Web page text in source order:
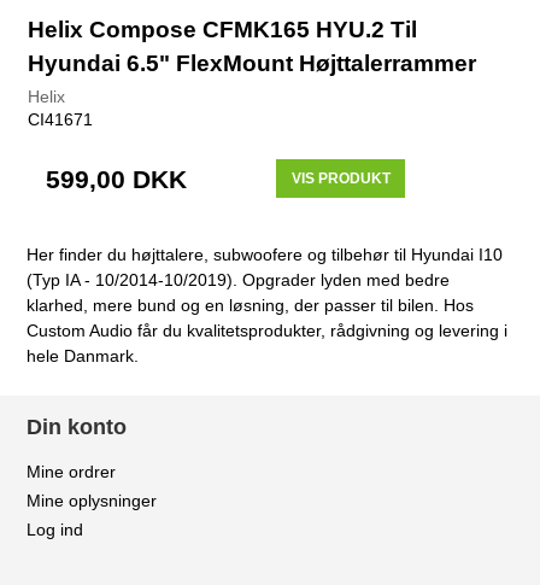
Helix Compose CFMK165 HYU.2 Til
Hyundai 6.5" FlexMount Højttalerrammer
Helix
CI41671
599,00 DKK VIS PRODUKT
Her finder du højttalere, subwoofere og tilbehør til Hyundai I10
(Typ IA - 10/2014-10/2019). Opgrader lyden med bedre
klarhed, mere bund og en løsning, der passer til bilen. Hos
Custom Audio får du kvalitetsprodukter, rådgivning og levering i
hele Danmark.
Din konto
Mine ordrer
Mine oplysninger
Log ind